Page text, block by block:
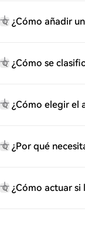
Q ¿Cómo añadir
Q ¿Cómo se
Q ¿Cómo elegir el
Q ¿Por qué
Q ¿Cómo actuar